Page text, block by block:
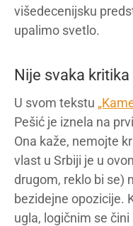
višedecenijsku
upalimo svetlo.
Nije svaka
U svom tekstu
Pešić je iznela na
Ona kaže, nemojte
vlast u Srbiji je u
drugom, reklo bi se)
bezidejne opozicije.
ugla, logičnim se